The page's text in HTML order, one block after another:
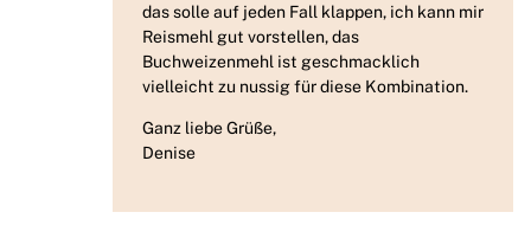
das solle auf jeden Fall klappen, ich kann mir
Reismehl gut vorstellen, das
Buchweizenmehl ist geschmacklich
vielleicht zu nussig für diese Kombination.
Ganz liebe Grüße,
Denise